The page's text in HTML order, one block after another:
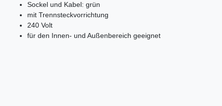
Sockel und Kabel: grün
mit Trennsteckvorrichtung
240 Volt
für den Innen- und Außenbereich geeignet